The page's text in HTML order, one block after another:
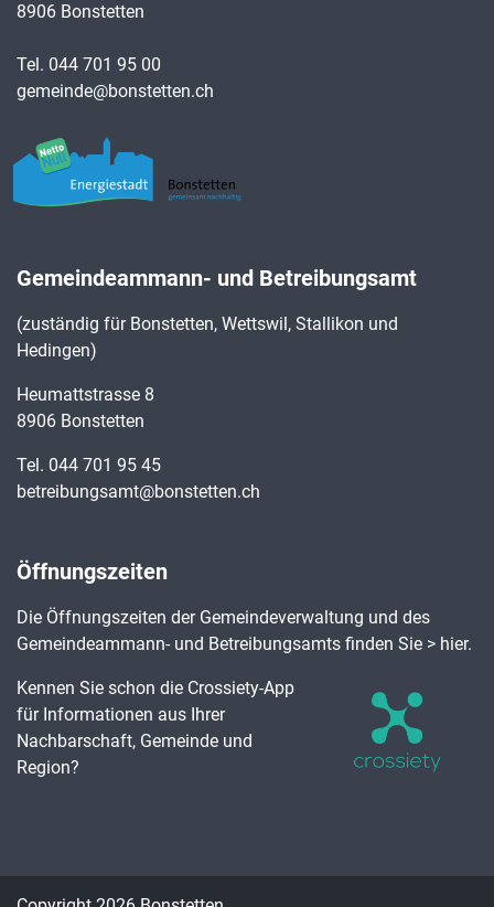
8906 Bonstetten
Tel. 044 701 95 00
gemeinde@bonstetten.ch
Gemeindeammann- und Betreibungsamt
(zuständig für Bonstetten, Wettswil, Stallikon und
Hedingen)
Heumattstrasse 8
8906 Bonstetten
Tel. 044 701 95 45
betreibungsamt@bonstetten.ch
Öffnungszeiten
Die Öffnungszeiten der Gemeindeverwaltung und des
Gemeindeammann- und Betreibungsamts finden Sie > hier.
Kennen Sie schon die Crossiety-App
für Informationen aus Ihrer
Nachbarschaft, Gemeinde und
Region?